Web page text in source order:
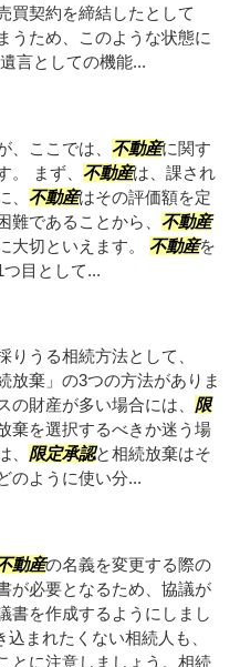
買契約を締結したとして
うため、このような状態に
言としての機能...
、ここでは、 不動産に関す
。 まず、 不動産は、課され
、 不動産はその評価額を定
であることから、 不動産
大切といえます。 不動産を
目として...
りうる相続方法として、
放棄」の3つの方法がありま
財産が多い場合には、 限
棄を選択するべきか迷う場
、 限定承認と相続放棄はそ
のように使い分...
動産の名義を変更する際の
が必要となるため、協議が
書を作成するようにしまし
まれたくない相続人も、
とに注意しましょう。相続